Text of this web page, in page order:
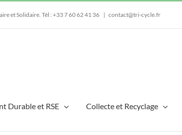
et Solidaire. Tél : +33 7 60 62 41 36 | contact@tri-cycle.fr
Durable et RSE Collecte et Recyclage